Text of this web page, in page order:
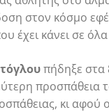
στον κόσμο
έχει κάνει σε
πήδηξε στα
κι